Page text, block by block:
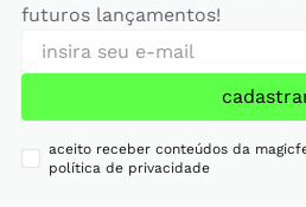
futuros lançamentos!
aceito receber conteúdos da
política de privacidade